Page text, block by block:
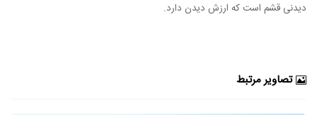
دیدنی قشم است که ارزش دیدن دارد.
تصاویر مرتبط